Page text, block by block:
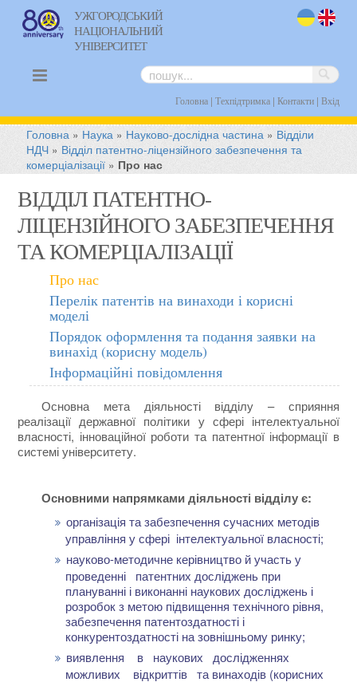
УЖГОРОДСЬКИЙ
НАЦІОНАЛЬНИЙ
УНІВЕРСИТЕТ
Головна| Техпідтримка| Контакти| Вхід
Головна » Наука » Науково-дослідна частина » Відділи
НДЧ » Відділ патентно-ліцензійного забезпечення та
комерціалізації » Про нас
ВІДДІЛ ПАТЕНТНО-
ЛІЦЕНЗІЙНОГО ЗАБЕЗПЕЧЕННЯ
ТА КОМЕРЦІАЛІЗАЦІЇ
Про нас
Перелік патентів на винаходи і корисні
моделі
Порядок оформлення та подання заявки на
винахід (корисну модель)
Інформаційні повідомлення
Основна мета діяльності відділу – сприяння
реалізації державної політики у сфері інтелектуальної
власності, інноваційної роботи та патентної інформації в
системі університету.
Основними напрямками діяльності відділу є:
організація та забезпечення сучасних методів
управління у сфері інтелектуальної власності;
науково-методичне керівництво й участь у
проведенні патентних досліджень при
плануванні і виконанні наукових досліджень і
розробок з метою підвищення технічного рівня,
забезпечення патентоздатності і
конкурентоздатності на зовнішньому ринку;
виявлення в наукових дослідженнях
можливих відкриттів та винаходів (корисних